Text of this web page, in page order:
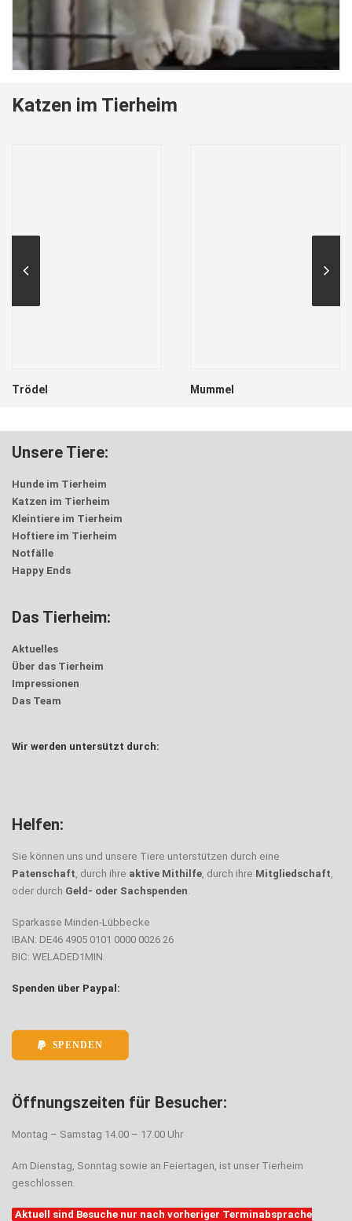
Katzen im Tierheim
Trödel Mummel
Unsere Tiere:
Hunde im Tierheim
Katzen im Tierheim
Kleintiere im Tierheim
Hoftiere im Tierheim
Notfälle
Happy Ends
Das Tierheim:
Aktuelles
Über das Tierheim
Impressionen
Das Team
Wir werden untersützt durch:
Helfen:
Sie können uns und unsere Tiere unterstützen durch eine
Patenschaft, durch ihre aktive Mithilfe, durch ihre Mitgliedschaft,
oder durch Geld- oder Sachspenden.
Sparkasse Minden-Lübbecke
IBAN: DE46 4905 0101 0000 0026 26
BIC: WELADED1MIN
Spenden über Paypal:
SPENDEN
Öffnungszeiten für Besucher:
Montag – Samstag 14.00 – 17.00 Uhr
Am Dienstag, Sonntag sowie an Feiertagen, ist unser Tierheim
geschlossen.
Aktuell sind Besuche nur nach vorheriger Terminabsprache